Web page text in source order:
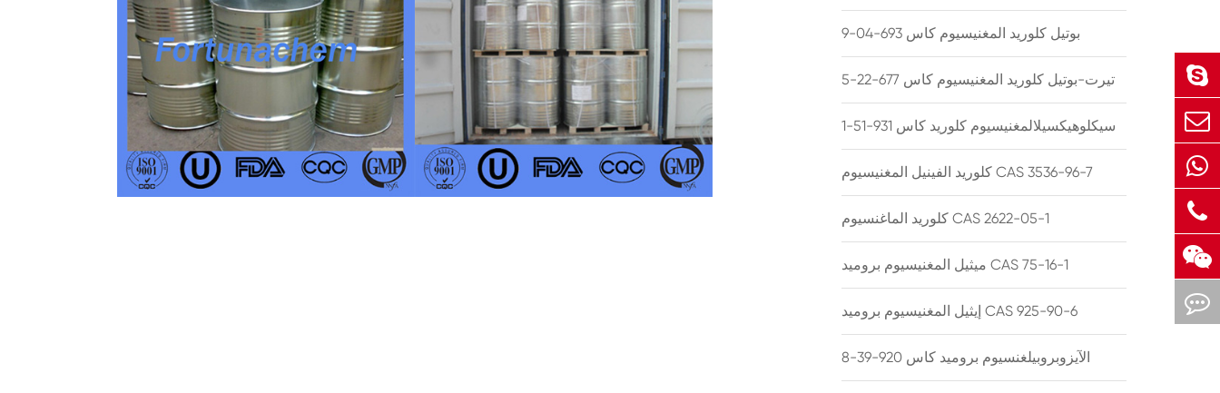
بوتيل كلوريد المغنيسيوم كاس 693-04-9
تيرت-بوتيل كلوريد المغنيسيوم كاس 677-22-5
سيكلوهيكسيلالمغنيسيوم كلوريد كاس 931-51-1
كلوريد الفينيل المغنيسيوم CAS 3536-96-7
كلوريد الماغنسيوم CAS 2622-05-1
ميثيل المغنيسيوم بروميد CAS 75-16-1
إيثيل المغنيسيوم بروميد CAS 925-90-6
الآيزوبروبيلغنسيوم بروميد كاس 920-39-8